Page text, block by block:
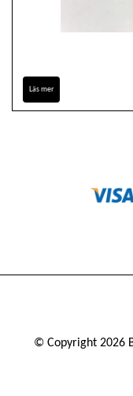
Läs mer
© Copyright 2026